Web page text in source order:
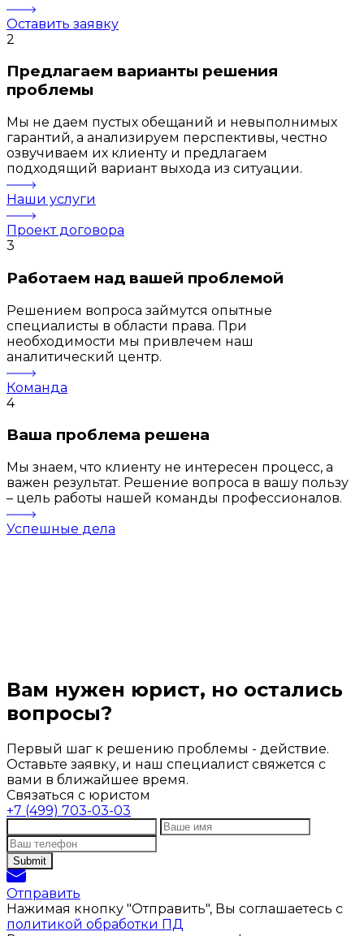
Оставить заявку
2
Предлагаем варианты решения
проблемы
Мы не даем пустых обещаний и невыполнимых
гарантий, а анализируем перспективы, честно
озвучиваем их клиенту и предлагаем
подходящий вариант выхода из ситуации.
Наши услуги
Проект договора
3
Работаем над вашей проблемой
Решением вопроса займутся опытные
специалисты в области права. При
необходимости мы привлечем наш
аналитический центр.
Команда
4
Ваша проблема решена
Мы знаем, что клиенту не интересен процесс, а
важен результат. Решение вопроса в вашу пользу
– цель работы нашей команды профессионалов.
Успешные дела
Вам нужен юрист, но остались
вопросы?
Первый шаг к решению проблемы - действие.
Оставьте заявку, и наш специалист свяжется с
вами в ближайшее время.
Связаться с юристом
+7 (499) 703-03-03
Отправить
Нажимая кнопку "Отправить", Вы соглашаетесь с
политикой обработки ПД